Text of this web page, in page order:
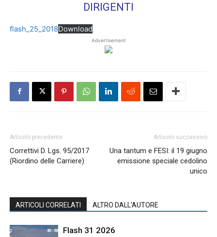
DIRIGENTI
flash_25_2018Download
Advertisement
Articolo precedente
Correttivi D. Lgs. 95/2017
(Riordino delle Carriere)
Articolo successivo
Una tantum e FESI: il 19 giugno
emissione speciale cedolino
unico
ARTICOLI CORRELATI ALTRO DALL'AUTORE
Flash 31 2026